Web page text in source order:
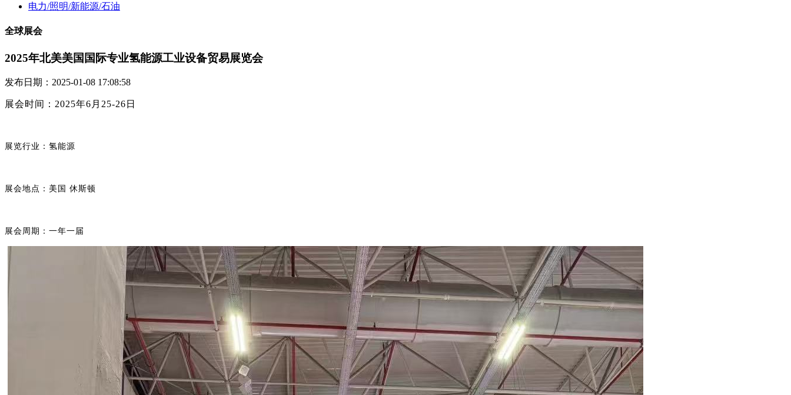
电力/照明/新能源/石油
全球展会
2025年北美美国国际专业氢能源工业设备贸易展览会
发布日期：2025-01-08 17:08:58
展会时间： 2025年6月25-26日
展览行业：氢能源
展会地点：美国 休斯顿
展会周期：一年一届